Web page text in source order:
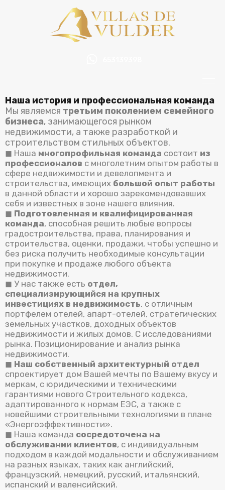
Наша история и профессиональная команда
Мы являемся третьим поколением семейного
бизнеса, занимающегося рынком
недвижимости, а также разработкой и
строительством стильных объектов.
◼ Наша многопрофильная команда состоит из
профессионалов с многолетним опытом работы в
сфере недвижимости и девелопмента и
строительства, имеющих большой опыт работы
в данной области и хорошо зарекомендовавших
себя и известных в зоне нашего влияния.
◼ Подготовленная и квалифицированная
команда, способная решить любые вопросы
градостроительства, права, планирования и
строительства, оценки, продажи, чтобы успешно и
без риска получить необходимые консультации
при покупке и продаже любого объекта
недвижимости.
◼ У нас также есть отдел,
специализирующийся на крупных
инвестициях в недвижимость, с отличным
портфелем отелей, апарт-отелей, стратегических
земельных участков, доходных объектов
недвижимости и жилых домов. С исследованиями
рынка. Позиционирование и анализ рынка
недвижимости.
◼ Наш собственный архитектурный отдел
спроектирует дом Вашей мечты по Вашему вкусу и
меркам, с юридическими и техническими
гарантиями нового Строительного кодекса,
адаптированного к нормам ЕЭС, а также с
новейшими строительными технологиями в плане
«Энергоэффективности».
◼ Наша команда сосредоточена на
обслуживании клиентов, с индивидуальным
подходом в каждой модальности и обслуживанием
на разных языках, таких как английский,
французский, немецкий, русский, итальянский,
испанский и валенсийский.